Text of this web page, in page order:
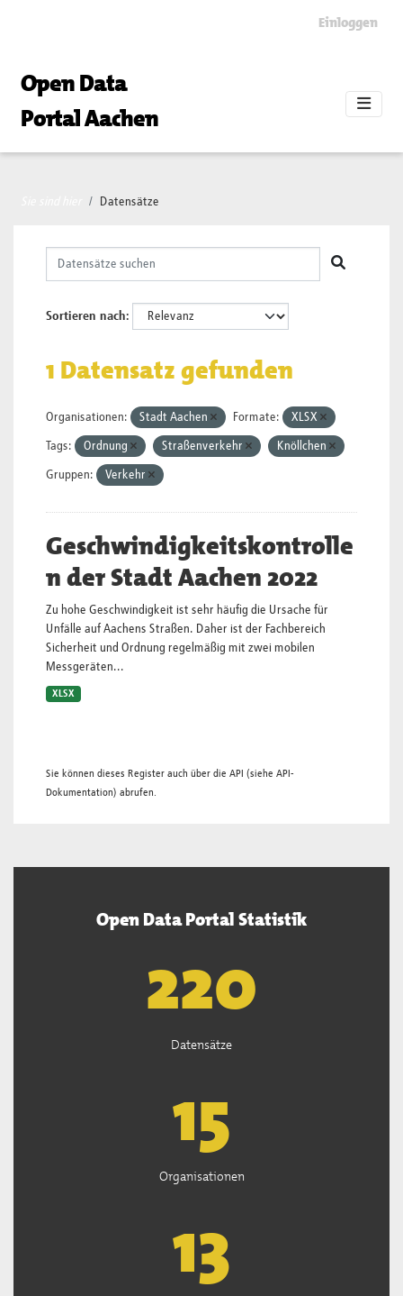
Einloggen
Open Data
Portal Aachen
Datensätze
Sortieren nach
1 Datensatz gefunden
Organisationen: Stadt Aachen Formate: XLSX
Tags: Ordnung Straßenverkehr Knöllchen
Gruppen: Verkehr
Geschwindigkeitskontrolle
n der Stadt Aachen 2022
Zu hohe Geschwindigkeit ist sehr häufig die Ursache für
Unfälle auf Aachens Straßen. Daher ist der Fachbereich
Sicherheit und Ordnung regelmäßig mit zwei mobilen
Messgeräten...
XLSX
Sie können dieses Register auch über die API (siehe API-
Dokumentation) abrufen.
Open Data Portal Statistik
222
Datensätze
15
Organisationen
13